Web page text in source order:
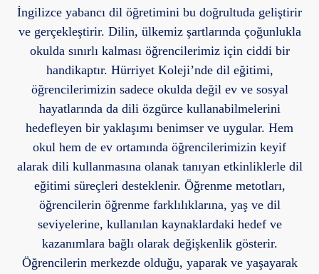
İngilizce yabancı dil öğretimini bu doğrultuda geliştirir
ve gerçekleştirir. Dilin, ülkemiz şartlarında çoğunlukla
okulda sınırlı kalması öğrencilerimiz için ciddi bir
handikaptır. Hürriyet Koleji’nde dil eğitimi,
öğrencilerimizin sadece okulda değil ev ve sosyal
hayatlarında da dili özgürce kullanabilmelerini
hedefleyen bir yaklaşımı benimser ve uygular. Hem
okul hem de ev ortamında öğrencilerimizin keyif
alarak dili kullanmasına olanak tanıyan etkinliklerle dil
eğitimi süreçleri desteklenir. Öğrenme metotları,
öğrencilerin öğrenme farklılıklarına, yaş ve dil
seviyelerine, kullanılan kaynaklardaki hedef ve
kazanımlara bağlı olarak değişkenlik gösterir.
Öğrencilerin merkezde olduğu, yaparak ve yaşayarak